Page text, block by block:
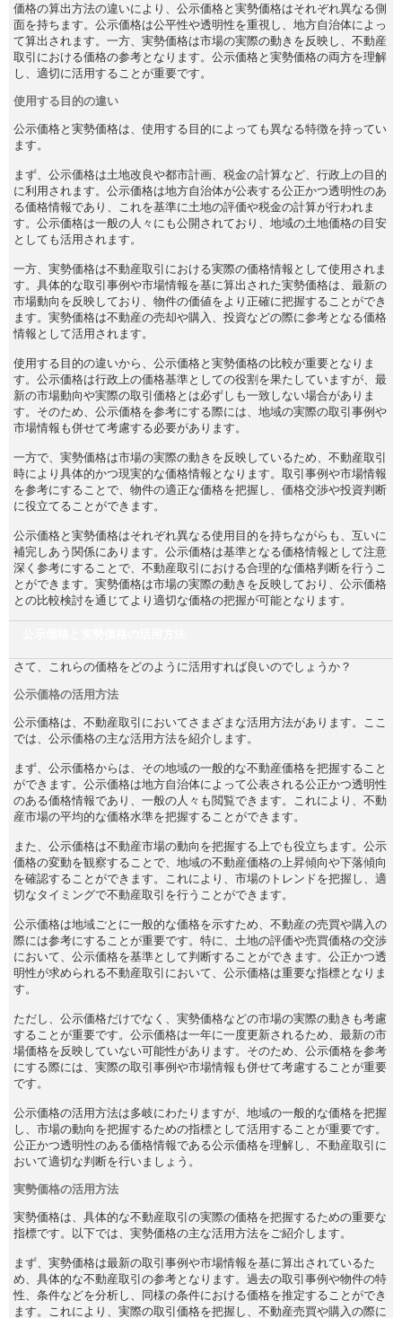
価格の算出方法の違いにより、公示価格と実勢価格はそれぞれ異なる側
面を持ちます。公示価格は公平性や透明性を重視し、地方自治体によっ
て算出されます。一方、実勢価格は市場の実際の動きを反映し、不動産
取引における価格の参考となります。公示価格と実勢価格の両方を理解
し、適切に活用することが重要です。
使用する目的の違い
公示価格と実勢価格は、使用する目的によっても異なる特徴を持ってい
ます。
まず、公示価格は土地改良や都市計画、税金の計算など、行政上の目的
に利用されます。公示価格は地方自治体が公表する公正かつ透明性のあ
る価格情報であり、これを基準に土地の評価や税金の計算が行われま
す。公示価格は一般の人々にも公開されており、地域の土地価格の目安
としても活用されます。
一方、実勢価格は不動産取引における実際の価格情報として使用されま
す。具体的な取引事例や市場情報を基に算出された実勢価格は、最新の
市場動向を反映しており、物件の価値をより正確に把握することができ
ます。実勢価格は不動産の売却や購入、投資などの際に参考となる価格
情報として活用されます。
使用する目的の違いから、公示価格と実勢価格の比較が重要となりま
す。公示価格は行政上の価格基準としての役割を果たしていますが、最
新の市場動向や実際の取引価格とは必ずしも一致しない場合がありま
す。そのため、公示価格を参考にする際には、地域の実際の取引事例や
市場情報も併せて考慮する必要があります。
一方で、実勢価格は市場の実際の動きを反映しているため、不動産取引
時により具体的かつ現実的な価格情報となります。取引事例や市場情報
を参考にすることで、物件の適正な価格を把握し、価格交渉や投資判断
に役立てることができます。
公示価格と実勢価格はそれぞれ異なる使用目的を持ちながらも、互いに
補完しあう関係にあります。公示価格は基準となる価格情報として注意
深く参考にすることで、不動産取引における合理的な価格判断を行うこ
とができます。実勢価格は市場の実際の動きを反映しており、公示価格
との比較検討を通じてより適切な価格の把握が可能となります。
さて、これらの価格をどのように活用すれば良いのでしょうか？
公示価格の活用方法
公示価格は、不動産取引においてさまざまな活用方法があります。ここ
では、公示価格の主な活用方法を紹介します。
まず、公示価格からは、その地域の一般的な不動産価格を把握すること
ができます。公示価格は地方自治体によって公表される公正かつ透明性
のある価格情報であり、一般の人々も閲覧できます。これにより、不動
産市場の平均的な価格水準を把握することができます。
また、公示価格は不動産市場の動向を把握する上でも役立ちます。公示
価格の変動を観察することで、地域の不動産価格の上昇傾向や下落傾向
を確認することができます。これにより、市場のトレンドを把握し、適
切なタイミングで不動産取引を行うことができます。
公示価格は地域ごとに一般的な価格を示すため、不動産の売買や購入の
際には参考にすることが重要です。特に、土地の評価や売買価格の交渉
において、公示価格を基準として判断することができます。公正かつ透
明性が求められる不動産取引において、公示価格は重要な指標となりま
す。
ただし、公示価格だけでなく、実勢価格などの市場の実際の動きも考慮
することが重要です。公示価格は一年に一度更新されるため、最新の市
場価格を反映していない可能性があります。そのため、公示価格を参考
にする際には、実際の取引事例や市場情報も併せて考慮することが重要
です。
公示価格の活用方法は多岐にわたりますが、地域の一般的な価格を把握
し、市場の動向を把握するための指標として活用することが重要です。
公正かつ透明性のある価格情報である公示価格を理解し、不動産取引に
おいて適切な判断を行いましょう。
実勢価格の活用方法
実勢価格は、具体的な不動産取引の実際の価格を把握するための重要な
指標です。以下では、実勢価格の主な活用方法をご紹介します。
まず、実勢価格は最新の取引事例や市場情報を基に算出されているた
め、具体的な不動産取引の参考となります。過去の取引事例や物件の特
性、条件などを分析し、同様の条件における価格を推定することができ
ます。これにより、実際の取引価格を把握し、不動産売買や購入の際に